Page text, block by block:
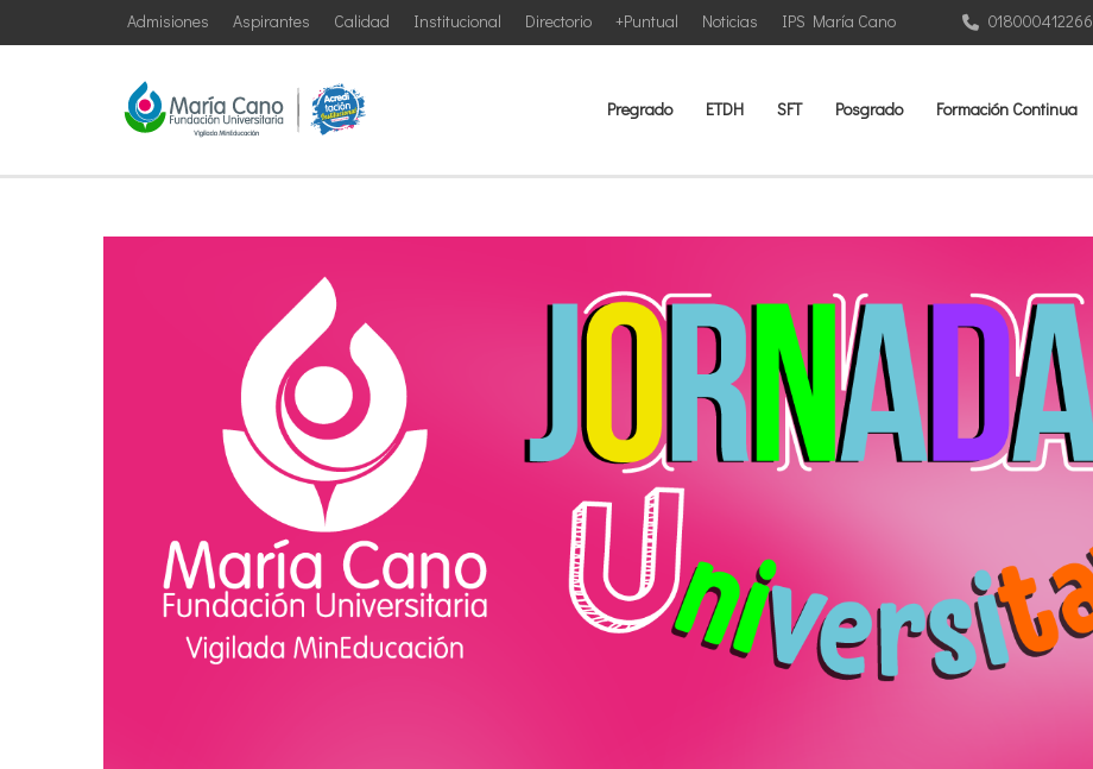
IPS María Cano
Noticias
+Puntual
Directorio
Institucional
Calidad
Aspirantes
Admisiones 018000412266
Pregrado ETDH SFT Posgrado Formación Continua